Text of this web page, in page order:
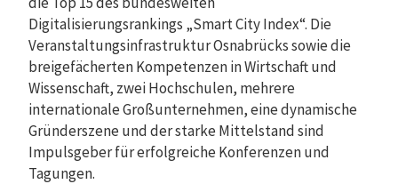
Digitalisierungsrankings „Smart City Index“. Die
Veranstaltungsinfrastruktur Osnabrücks sowie die
breigefächerten Kompetenzen in Wirtschaft und
Wissenschaft, zwei Hochschulen, mehrere
internationale Großunternehmen, eine dynamische
Gründerszene und der starke Mittelstand sind
Impulsgeber für erfolgreiche Konferenzen und
Tagungen.